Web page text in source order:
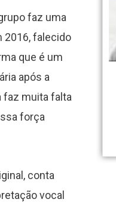
faz uma
2016, falecido
que é um
após a
faz muita falta
força
conta
vocal
lista de
categoria